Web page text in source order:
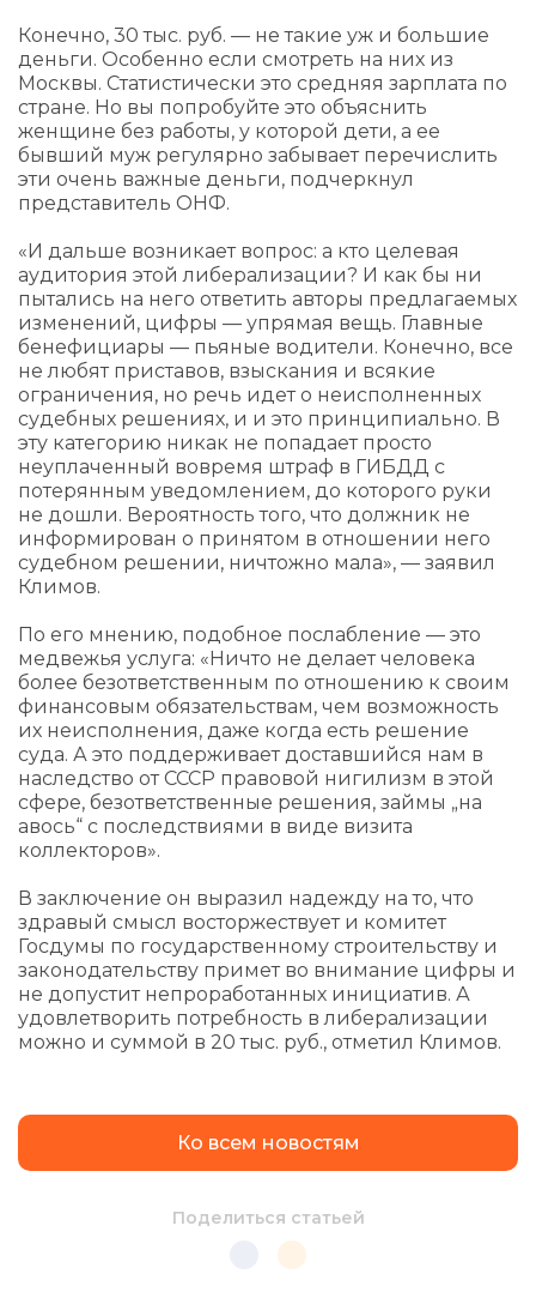
Конечно, 30 тыс. руб. — не такие уж и большие
деньги. Особенно если смотреть на них из
Москвы. Статистически это средняя зарплата по
стране. Но вы попробуйте это объяснить
женщине без работы, у которой дети, а ее
бывший муж регулярно забывает перечислить
эти очень важные деньги, подчеркнул
представитель ОНФ.
«И дальше возникает вопрос: а кто целевая
аудитория этой либерализации? И как бы ни
пытались на него ответить авторы предлагаемых
изменений, цифры — упрямая вещь. Главные
бенефициары — пьяные водители. Конечно, все
не любят приставов, взыскания и всякие
ограничения, но речь идет о неисполненных
судебных решениях, и и это принципиально. В
эту категорию никак не попадает просто
неуплаченный вовремя штраф в ГИБДД с
потерянным уведомлением, до которого руки
не дошли. Вероятность того, что должник не
информирован о принятом в отношении него
судебном решении, ничтожно мала», — заявил
Климов.
По его мнению, подобное послабление — это
медвежья услуга: «Ничто не делает человека
более безответственным по отношению к своим
финансовым обязательствам, чем возможность
их неисполнения, даже когда есть решение
суда. А это поддерживает доставшийся нам в
наследство от СССР правовой нигилизм в этой
сфере, безответственные решения, займы „на
авось“ с последствиями в виде визита
коллекторов».
В заключение он выразил надежду на то, что
здравый смысл восторжествует и комитет
Госдумы по государственному строительству и
законодательству примет во внимание цифры и
не допустит непроработанных инициатив. А
удовлетворить потребность в либерализации
можно и суммой в 20 тыс. руб., отметил Климов.
Ко всем новостям
Поделиться статьей